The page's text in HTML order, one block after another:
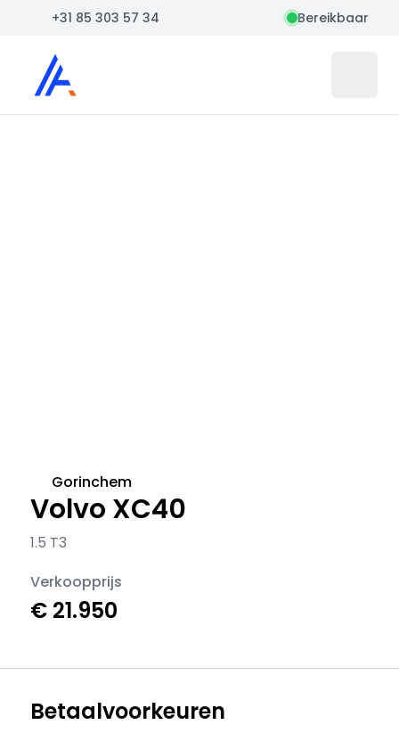
+31 85 303 57 34 Bereikbaar
Auto Atlas
Volvo XC40
1.5 T3
Gorinchem
Verkoopprijs
€ 21.950
Betaalvoorkeuren